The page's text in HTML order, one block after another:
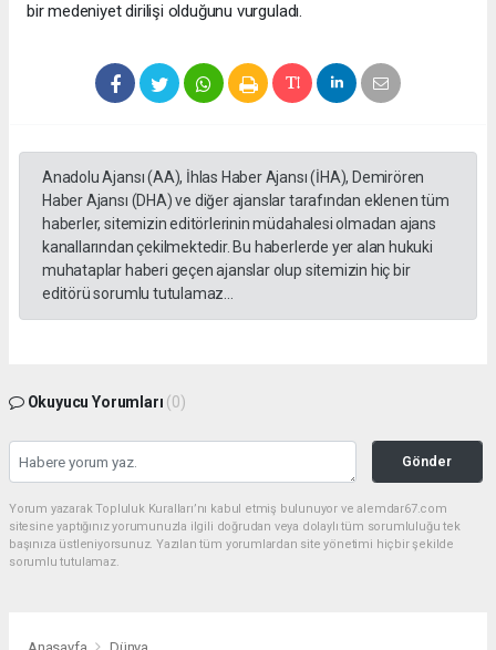
bir medeniyet dirilişi olduğunu vurguladı.
Anadolu Ajansı (AA), İhlas Haber Ajansı (İHA), Demirören
Haber Ajansı (DHA) ve diğer ajanslar tarafından eklenen tüm
haberler, sitemizin editörlerinin müdahalesi olmadan ajans
kanallarından çekilmektedir. Bu haberlerde yer alan hukuki
muhataplar haberi geçen ajanslar olup sitemizin hiç bir
editörü sorumlu tutulamaz...
Okuyucu Yorumları (0)
Gönder
Yorum yazarak Topluluk Kuralları’nı kabul etmiş bulunuyor ve alemdar67.com
sitesine yaptığınız yorumunuzla ilgili doğrudan veya dolaylı tüm sorumluluğu tek
başınıza üstleniyorsunuz. Yazılan tüm yorumlardan site yönetimi hiçbir şekilde
sorumlu tutulamaz.